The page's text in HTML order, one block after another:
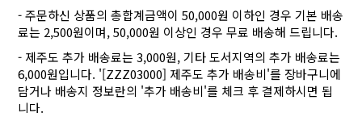
- 주문하신 상품의 총합계금액이 50,000원 이하인 경우 기본 배송
료는 2,500원이며, 50,000원 이상인 경우 무료 배송해 드립니다.
- 제주도 추가 배송료는 3,000원, 기타 도서지역의 추가 배송료는
6,000원입니다. '[ZZZ03000] 제주도 추가 배송비'를 장바구니에
담거나 배송지 정보란의 '추가 배송비'를 체크 후 결제하시면 됩
니다.